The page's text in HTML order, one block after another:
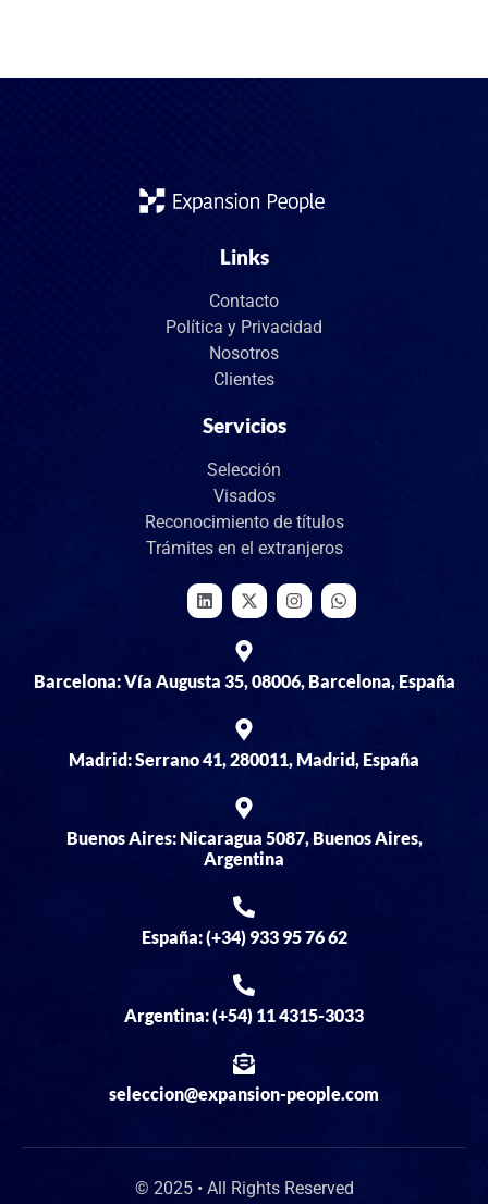
Links
Contacto
Política y Privacidad
Nosotros
Clientes
Servicios
Selección
Visados
Reconocimiento de títulos
Trámites en el extranjeros
Barcelona: Vía Augusta 35, 08006, Barcelona, España
Madrid: Serrano 41, 280011, Madrid, España
Buenos Aires: Nicaragua 5087, Buenos Aires,
Argentina
España: (+34) 933 95 76 62
Argentina: (+54) 11 4315-3033
seleccion@expansion-people.com
© 2025 • All Rights Reserved